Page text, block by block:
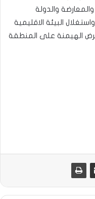
والدولة
البيئة الاقليمية
فرض الهيمنة على المنطقة